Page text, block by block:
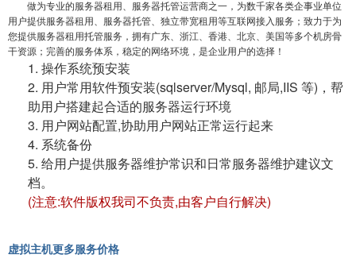
做为专业的服务器租用、服务器托管运营商之一，为数千家各类企事业单位
用户提供服务器租用、服务器托管、独立带宽租用等互联网接入服务；致力于为
您提供服务器租用托管服务，拥有广东、浙江、香港、北京、美国等多个机房骨
干资源；完善的服务体系，稳定的网络环境，是企业用户的选择！
1. 操作系统预安装
2. 用户常用软件预安装(sqlserver/Mysql, 邮局,IIS 等)，帮
助用户搭建起合适的服务器运行环境
3. 用户网站配置,协助用户网站正常运行起来
4. 系统备份
5. 给用户提供服务器维护常识和日常服务器维护建议文
档。
(注意:软件版权我司不负责,由客户自行解决)
虚拟主机更多服务价格